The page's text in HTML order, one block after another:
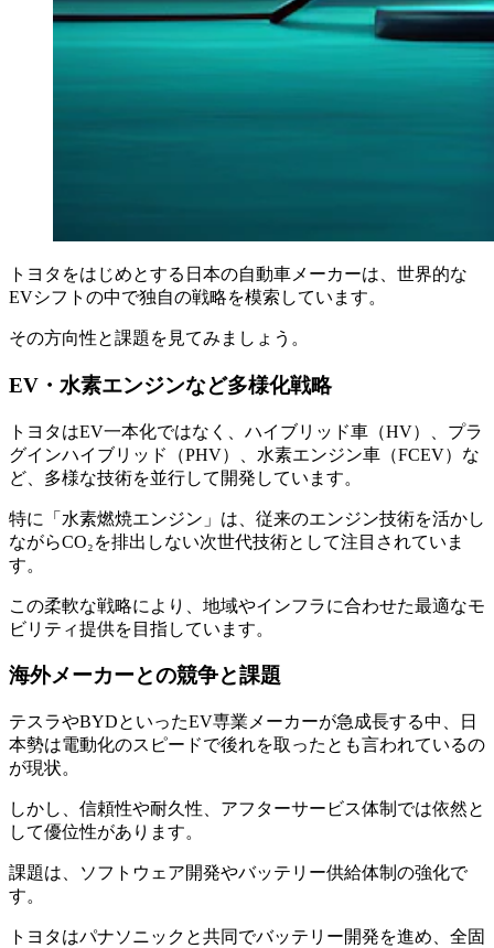
トヨタをはじめとする日本の自動車メーカーは、世界的な
EVシフトの中で独自の戦略を模索しています。
その方向性と課題を見てみましょう。
EV・水素エンジンなど多様化戦略
トヨタはEV一本化ではなく、ハイブリッド車（HV）、プラ
グインハイブリッド（PHV）、水素エンジン車（FCEV）な
ど、多様な技術を並行して開発しています。
特に「水素燃焼エンジン」は、従来のエンジン技術を活かし
ながらCO₂を排出しない次世代技術として注目されていま
す。
この柔軟な戦略により、地域やインフラに合わせた最適なモ
ビリティ提供を目指しています。
海外メーカーとの競争と課題
テスラやBYDといったEV専業メーカーが急成長する中、日
本勢は電動化のスピードで後れを取ったとも言われているの
が現状。
しかし、信頼性や耐久性、アフターサービス体制では依然と
して優位性があります。
課題は、ソフトウェア開発やバッテリー供給体制の強化で
す。
トヨタはパナソニックと共同でバッテリー開発を進め、全固